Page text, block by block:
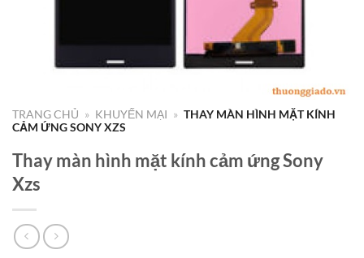
TRANG CHỦ » KHUYẾN MẠI » THAY MÀN HÌNH MẶT KÍNH
CẢM ỨNG SONY XZS
Thay màn hình mặt kính cảm ứng Sony
Xzs